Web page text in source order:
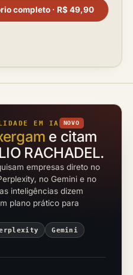
completo · R$ 49,90
EM IA NOVO
e citam
RACHADEL.
empresas direto no
no Gemini e no
inteligências dizem
plano prático para
Gemini